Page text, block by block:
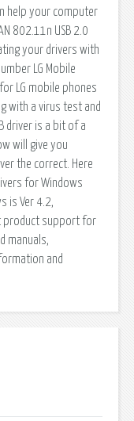
help your computer
802.11n USB 2.0
your drivers with
LG Mobile
LG mobile phones
with a virus test and
driver is a bit of a
will give you
the correct. Here
for Windows
is Ver 4.2,
product support for
manuals,
and